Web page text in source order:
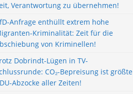
Verantwortung zu übernehmen!
Anfrage enthüllt extrem hohe
Kriminalität: Zeit für die
von Kriminellen!
Dobrindt-Lügen in TV-
CO₂-Bepreisung ist größte
Abzocke aller Zeiten!